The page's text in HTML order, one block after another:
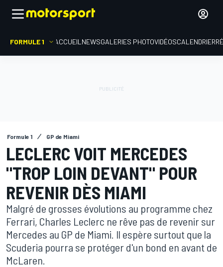
FORMULE 1 ACCUEIL NEWSGALERIES PHOTOVIDÉOSCALENDRIER
Formule 1 GP de Miami
LECLERC VOIT MERCEDES
"TROP LOIN DEVANT" POUR
REVENIR DÈS MIAMI
Malgré de grosses évolutions au programme chez
Ferrari, Charles Leclerc ne rêve pas de revenir sur
Mercedes au GP de Miami. Il espère surtout que la
Scuderia pourra se protéger d'un bond en avant de
McLaren.